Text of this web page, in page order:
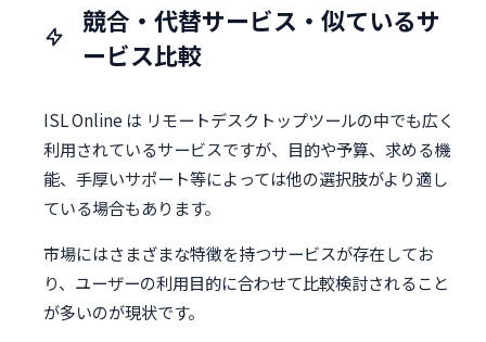
競合・代替サービス・似ているサ
ービス比較
ISL Online は リモートデスクトップツールの中でも広く
利用されているサービスですが、目的や予算、求める機
能、手厚いサポート等によっては他の選択肢がより適し
ている場合もあります。
市場にはさまざまな特徴を持つサービスが存在してお
り、ユーザーの利用目的に合わせて比較検討されること
が多いのが現状です。